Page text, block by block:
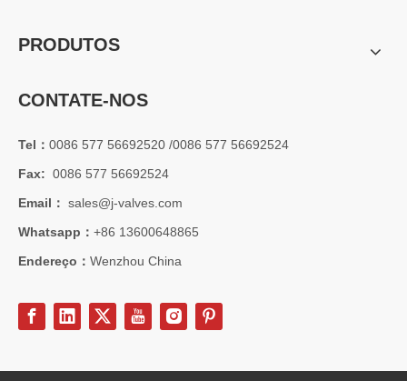
2026-07-01
J-VALVES fabricante de válvula borboleta wafer lug, válvula
PRODUTOS
CONTATE-NOS
Tel： 0086 577 56692520 /0086 577 56692524
Fax: 0086 577 56692524
Email： sales@j-valves.com
Whatsapp： +86 13600648865
Endereço： Wenzhou China